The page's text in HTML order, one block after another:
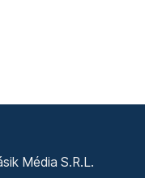
Média S.R.L.